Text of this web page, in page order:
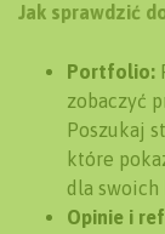
Jak sprawdzić
Portfolio:
zobaczyć
Poszukaj
które
dla
Opinie i